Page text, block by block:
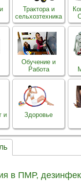
Трактора и
сельхозтехника
Обучение и
Работа
и
Здоровье
в ПМР,